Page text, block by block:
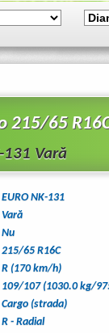
215/65
131 Vară
EURO NK-131
Vară
Nu
215/65 R16C
R (170 km/h)
109/107 (1030.0 kg/
Cargo (strada)
R - Radial